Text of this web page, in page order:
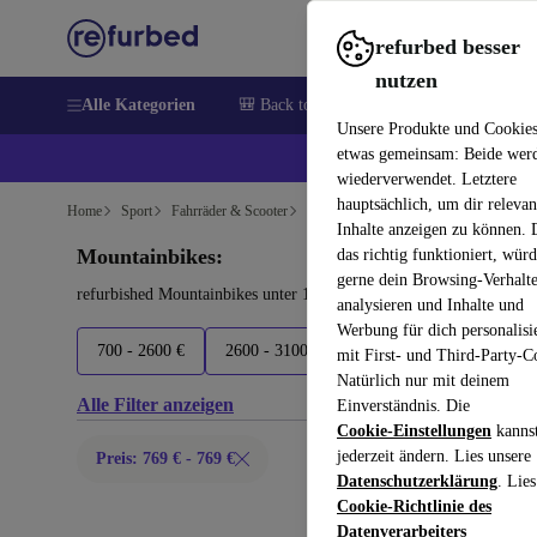
refurbed besser
nutzen
Unsere Produkte und
etwas gemeinsam: Beide
wiederverwendet. Letztere
hauptsächlich, um dir
Inhalte anzeigen zu können.
das richtig funktioniert,
gerne dein Browsing-
analysieren und Inhalte und
Werbung für dich
mit First- und Third-Party-
Natürlich nur mit deinem
Einverständnis. Die
Cookie-Einstellungen
jederzeit ändern. Lies unsere
Datenschutzerklärung.
Cookie-Richtlinie des
Datenverarbeiters
Alle Kategorien 🎒 Back to school
💰
Home Sport Fahrräder & Scooter Fahrräder
Mountainbikes:
refurbished Mountainbikes unter 100€ kaufen – Qualität, Garantie
700 - 2600 € 2600 - 3100 € 3100 - 3800 €
Alle Filter anzeigen
Preis: 769 € - 769 €